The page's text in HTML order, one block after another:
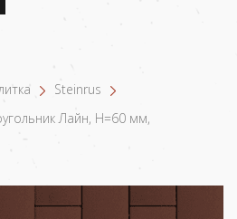
Steinrus
Лайн, H=60 мм,